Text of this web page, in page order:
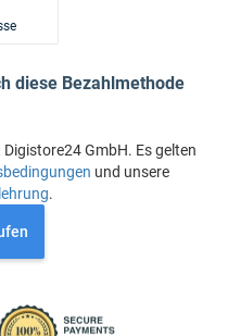
diese Bezahlmethode
GmbH. Es gelten
und unsere
.